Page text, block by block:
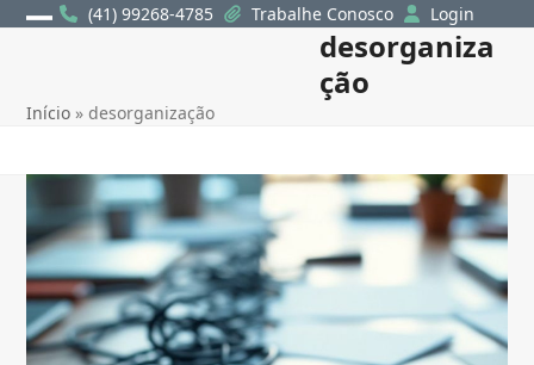
Skip
(41) 99268-4785 Trabalhe Conosco Login
menu
menu
desorganiza
ção
Início » desorganização